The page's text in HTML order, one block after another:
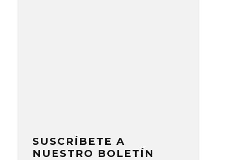
SUSCRÍBETE A
NUESTRO BOLETÍN